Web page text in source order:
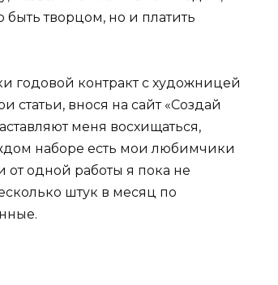
творцом, но и платить
годовой контракт с художницей
статьи, внося на сайт «Создай
меня восхищаться,
наборе есть мои любимчики
от одной работы я пока не
штук в месяц по